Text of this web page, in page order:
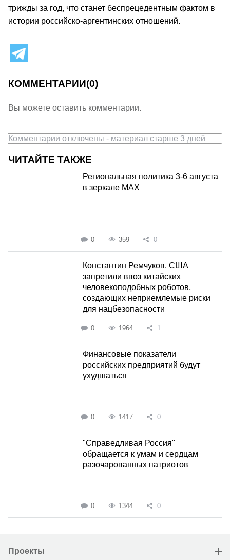
трижды за год, что станет беспрецедентным фактом в
истории российско-аргентинских отношений.
КОММЕНТАРИИ(0)
Вы можете оставить комментарии.
Комментарии отключены - материал старше 3 дней
ЧИТАЙТЕ ТАКЖЕ
Региональная политика 3-6 августа
в зеркале MAX
0 359 0
Константин Ремчуков. США
запретили ввоз китайских
человекоподобных роботов,
создающих неприемлемые риски
для нацбезопасности
0 1964 1
Финансовые показатели
российских предприятий будут
ухудшаться
0 1417 0
"Справедливая Россия"
обращается к умам и сердцам
разочарованных патриотов
0 1344 0
Проекты